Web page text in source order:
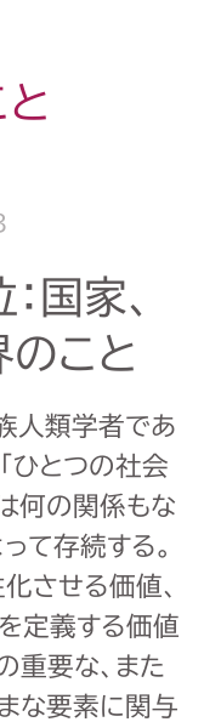
国家、
こと
人類学者であ
「ひとつの社会
何の関係もな
て存続する。
させる価値、
定義する価値
重要な、また
な要素に関与